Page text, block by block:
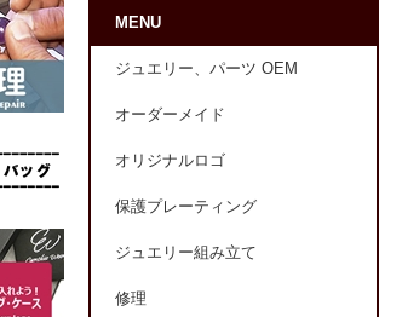
MENU
ジュエリー、パーツ OEM
オーダーメイド
オリジナルロゴ
保護プレーティング
ジュエリー組み立て
修理